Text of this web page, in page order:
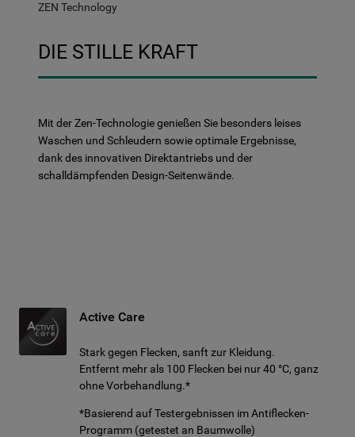
ZEN Technology
DIE STILLE KRAFT
Mit der Zen-Technologie genießen Sie besonders leises
Waschen und Schleudern sowie optimale Ergebnisse,
dank des innovativen Direktantriebs und der
schalldämpfenden Design-Seitenwände.
Active Care
Stark gegen Flecken, sanft zur Kleidung.
Entfernt mehr als 100 Flecken bei nur 40 °C, ganz
ohne Vorbehandlung.*
*Basierend auf Testergebnissen im Antiflecken-
Programm (getestet an Baumwolle)